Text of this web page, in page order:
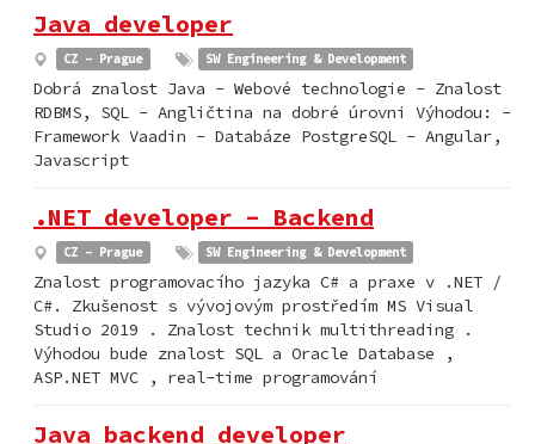
Java developer
CZ - Prague SW Engineering & Development
Dobrá znalost Java - Webové technologie - Znalost
RDBMS, SQL - Angličtina na dobré úrovni Výhodou: -
Framework Vaadin - Databáze PostgreSQL - Angular,
Javascript
.NET developer - Backend
CZ - Prague SW Engineering & Development
Znalost programovacího jazyka C# a praxe v .NET /
C#. Zkušenost s vývojovým prostředím MS Visual
Studio 2019 . Znalost technik multithreading .
Výhodou bude znalost SQL a Oracle Database ,
ASP.NET MVC , real-time programování
Java backend developer